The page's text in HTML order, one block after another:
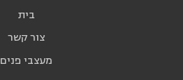
בית
צור קשר
מעצבי פנים